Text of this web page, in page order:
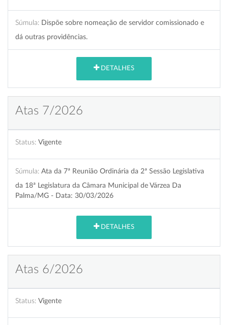
Súmula: Dispõe sobre nomeação de servidor comissionado e
dá outras providências.
DETALHES
Atas 7/2026
Status: Vigente
Súmula: Ata da 7ª Reunião Ordinária da 2ª Sessão Legislativa
da 18ª Legislatura da Câmara Municipal de Várzea Da
Palma/MG - Data: 30/03/2026
DETALHES
Atas 6/2026
Status: Vigente